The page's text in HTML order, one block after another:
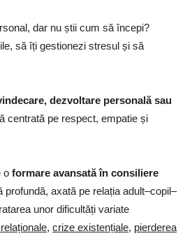
dar nu știi cum să începi?
să îți gestionezi stresul și să
dezvoltare personală sau
centrată pe respect, empatie și
o formare avansată în consiliere
profundă, axată pe relația adult–copil–
unor dificultăți variate
, crize existențiale, pierderea